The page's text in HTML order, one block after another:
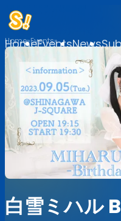
HomeEventsNews
Home Events
白雪ミハル